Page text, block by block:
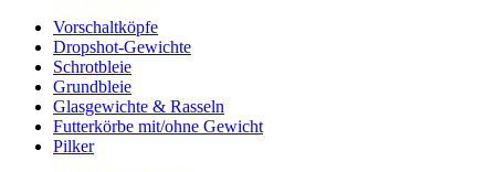
Vorschaltköpfe
Dropshot-Gewichte
Schrotbleie
Grundbleie
Glasgewichte & Rasseln
Futterkörbe mit/ohne Gewicht
Pilker